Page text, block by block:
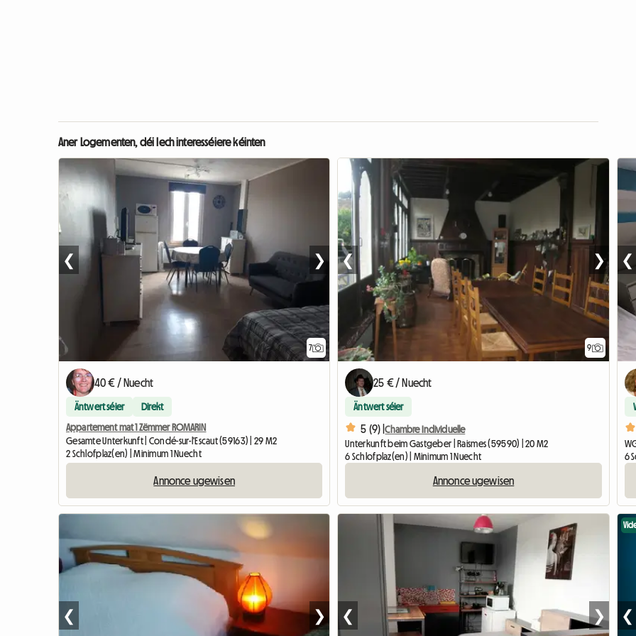
Aner Logementen, déi Iech interesséiere kéinten
7
❮ ❯
40 € / Nuecht
Äntwert séier Direkt
Appartement mat 1 Zëmmer ROMARIN
Gesamte Unterkunft | Condé-sur-l'Escaut (59163) | 29 M2
2 Schlofplaz(en) | Minimum 1 Nuecht
Annonce ugewisen
9
❮ ❯
25 € / Nuecht
Äntwert séier
5 (9) |Chambre Individuelle
Unterkunft beim Gastgeber | Raismes (59590) | 20 M2
6 Schlofplaz(en) | Minimum 1 Nuecht
Annonce ugewisen
❮
6
❮ ❯ ❮ ❯ ❮